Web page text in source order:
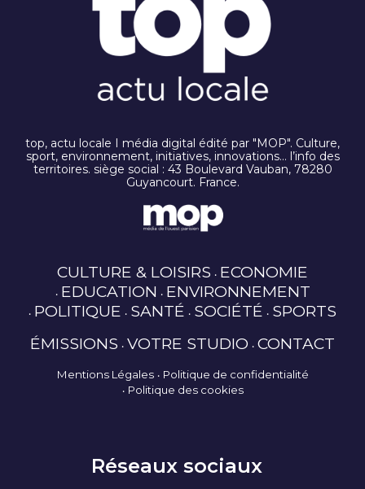
top, actu locale I média digital édité par "MOP". Culture,
sport, environnement, initiatives, innovations… l’info des
territoires. siège social : 43 Boulevard Vauban, 78280
Guyancourt. France.
CULTURE & LOISIRS ECONOMIE
EDUCATION ENVIRONNEMENT
POLITIQUE SANTÉ SOCIÉTÉ SPORTS
ÉMISSIONS VOTRE STUDIO CONTACT
Mentions Légales
Politique de confidentialité
Politique des cookies
Réseaux sociaux